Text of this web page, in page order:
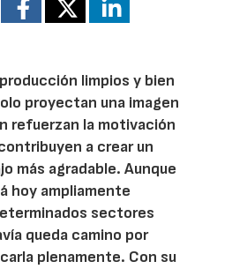
limpios y bien
proyectan una imagen
refuerzan la motivación
a crear un
más agradable. Aunque
hoy ampliamente
sectores
queda camino por
plenamente. Con su